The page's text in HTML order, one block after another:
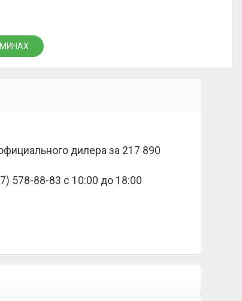
дилера за 217 890
578-88-83 с 10:00 до 18:00